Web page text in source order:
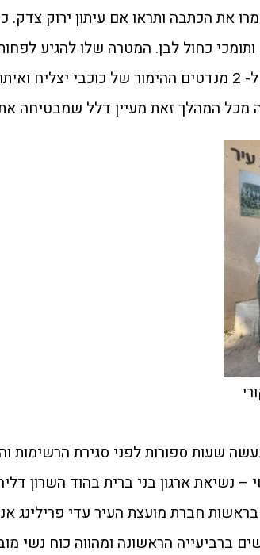
את הכתבה ותראו אם עיתון ירוק צדק.
דלל תכניס מעל ל- 2 מנדטים ההימור של כוכבי
מכל המהלך זאת מעיין דלל שמבטיחה
שעות ספורות לפני סגירת הרשימות
– נשיאת ארגון בני ברית בהוד השרון
חברת מועצת העיר עדי פרילינג
מונה 3 נשים ברביעייה הראשונה ומהווה כוח